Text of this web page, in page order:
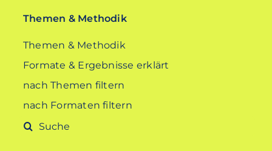
Themen & Methodik
Themen & Methodik
Formate & Ergebnisse erklärt
nach Themen filtern
nach Formaten filtern
Suche